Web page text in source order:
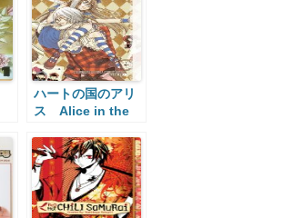
ハートの国のアリ
ス Alice in the
Hearts